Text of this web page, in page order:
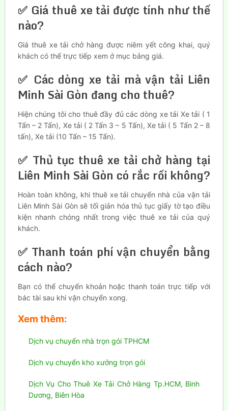
✅ Giá thuê xe tải được tính như thế
nào?
Giá thuê xe tải chở hàng được niêm yết công khai, quý
khách có thể trực tiếp xem ở mục bảng giá.
✅ Các dòng xe tải mà vận tải Liên
Minh Sài Gòn đang cho thuê?
Hiện chúng tôi cho thuê đầy đủ các dòng xe tải Xe tải ( 1
Tấn – 2 Tấn), Xe tải ( 2 Tấn 3 – 5 Tấn), Xe tải ( 5 Tấn 2 – 8
tấn), Xe tải (10 Tấn – 15 Tấn).
✅ Thủ tục thuê xe tải chở hàng tại
Liên Minh Sài Gòn có rắc rối không?
Hoàn toàn không, khi thuê xe tải chuyển nhà của vận tải
Liên Minh Sài Gòn sẽ tối giản hóa thủ tục giấy tờ tạo điều
kiện nhanh chóng nhất trong việc thuê xe tải của quý
khách.
✅ Thanh toán phí vận chuyển bằng
cách nào?
Bạn có thể chuyển khoản hoặc thanh toán trực tiếp với
bác tài sau khi vận chuyển xong.
Xem thêm:
Dịch vụ chuyển nhà trọn gói TPHCM
Dịch vụ chuyển kho xưởng trọn gói
Dịch Vụ Cho Thuê Xe Tải Chở Hàng Tp.HCM, Bình
Dương, Biên Hòa